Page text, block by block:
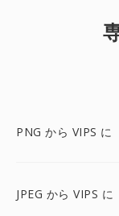
PNG から VIPS に
JPEG から VIPS に